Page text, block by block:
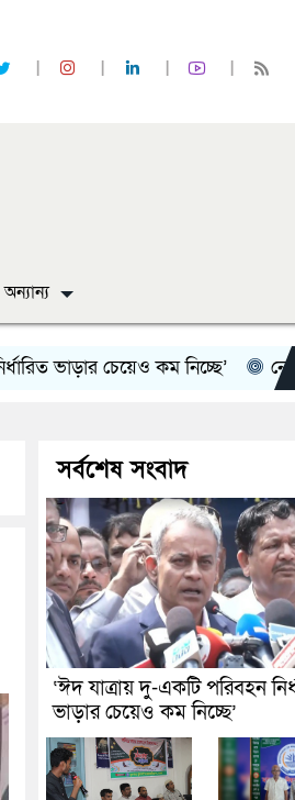
অন্যান্য
ভাড়ার চেয়েও কম নিচ্ছে’
সর্বশেষ সংবাদ
‘ঈদ যাত্রায় দু-একটি পরিবহন
ভাড়ার চেয়েও কম নিচ্ছে’